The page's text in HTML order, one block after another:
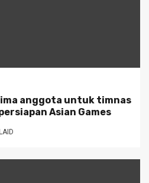
anggota untuk timnas
Asian Games